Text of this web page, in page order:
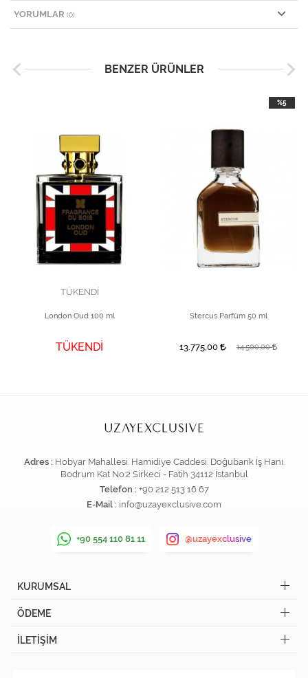
YORUMLAR (0)
BENZER ÜRÜNLER
TÜKENDİ
London Oud 100 ml
TÜKENDİ
Stercus Parfüm 50 ml
13.775,00 14.500,00
%5
Adres : Hobyar Mahallesi. Hamidiye Caddesi. Doğubank İş Hanı.
Bodrum Kat No:2 Sirkeci - Fatih 34112 İstanbul
Telefon : +90 212 513 16 67
E-Mail : info@uzayexclusive.com
+90 554 110 81 11 @uzayexclusive
KURUMSAL
ÖDEME
İLETİŞİM